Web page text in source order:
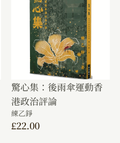
驚心集：後雨傘運動香
港政治評論
練乙錚
£22.00